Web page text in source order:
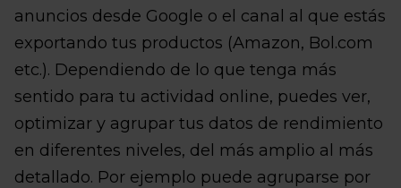
anuncios desde Google o el canal al que estás
exportando tus productos (Amazon, Bol.com
etc.). Dependiendo de lo que tenga más
sentido para tu actividad online, puedes ver,
optimizar y agrupar tus datos de rendimiento
en diferentes niveles, del más amplio al más
detallado. Por ejemplo puede agruparse por